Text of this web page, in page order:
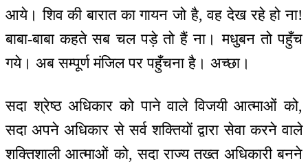
आये। शिव की बारात का गायन जो है, वह देख रहे हो ना!
बाबा-बाबा कहते सब चल पड़े तो हैं ना। मधुबन तो पहुँच
गये। अब सम्पूर्ण मंजिल पर पहुँचना है। अच्छा।
सदा श्रेष्ठ अधिकार को पाने वाले विजयी आत्माओं को,
सदा अपने अधिकार से सर्व शक्तियों द्वारा सेवा करने वाले
शक्तिशाली आत्माओं को, सदा राज्य तख्त अधिकारी बनने